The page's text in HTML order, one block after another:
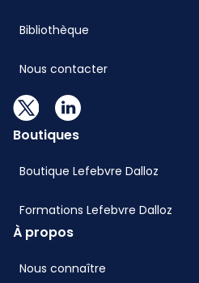
Bibliothèque
Nous contacter
Boutiques
Boutique Lefebvre Dalloz
Formations Lefebvre Dalloz
À propos
Nous connaître